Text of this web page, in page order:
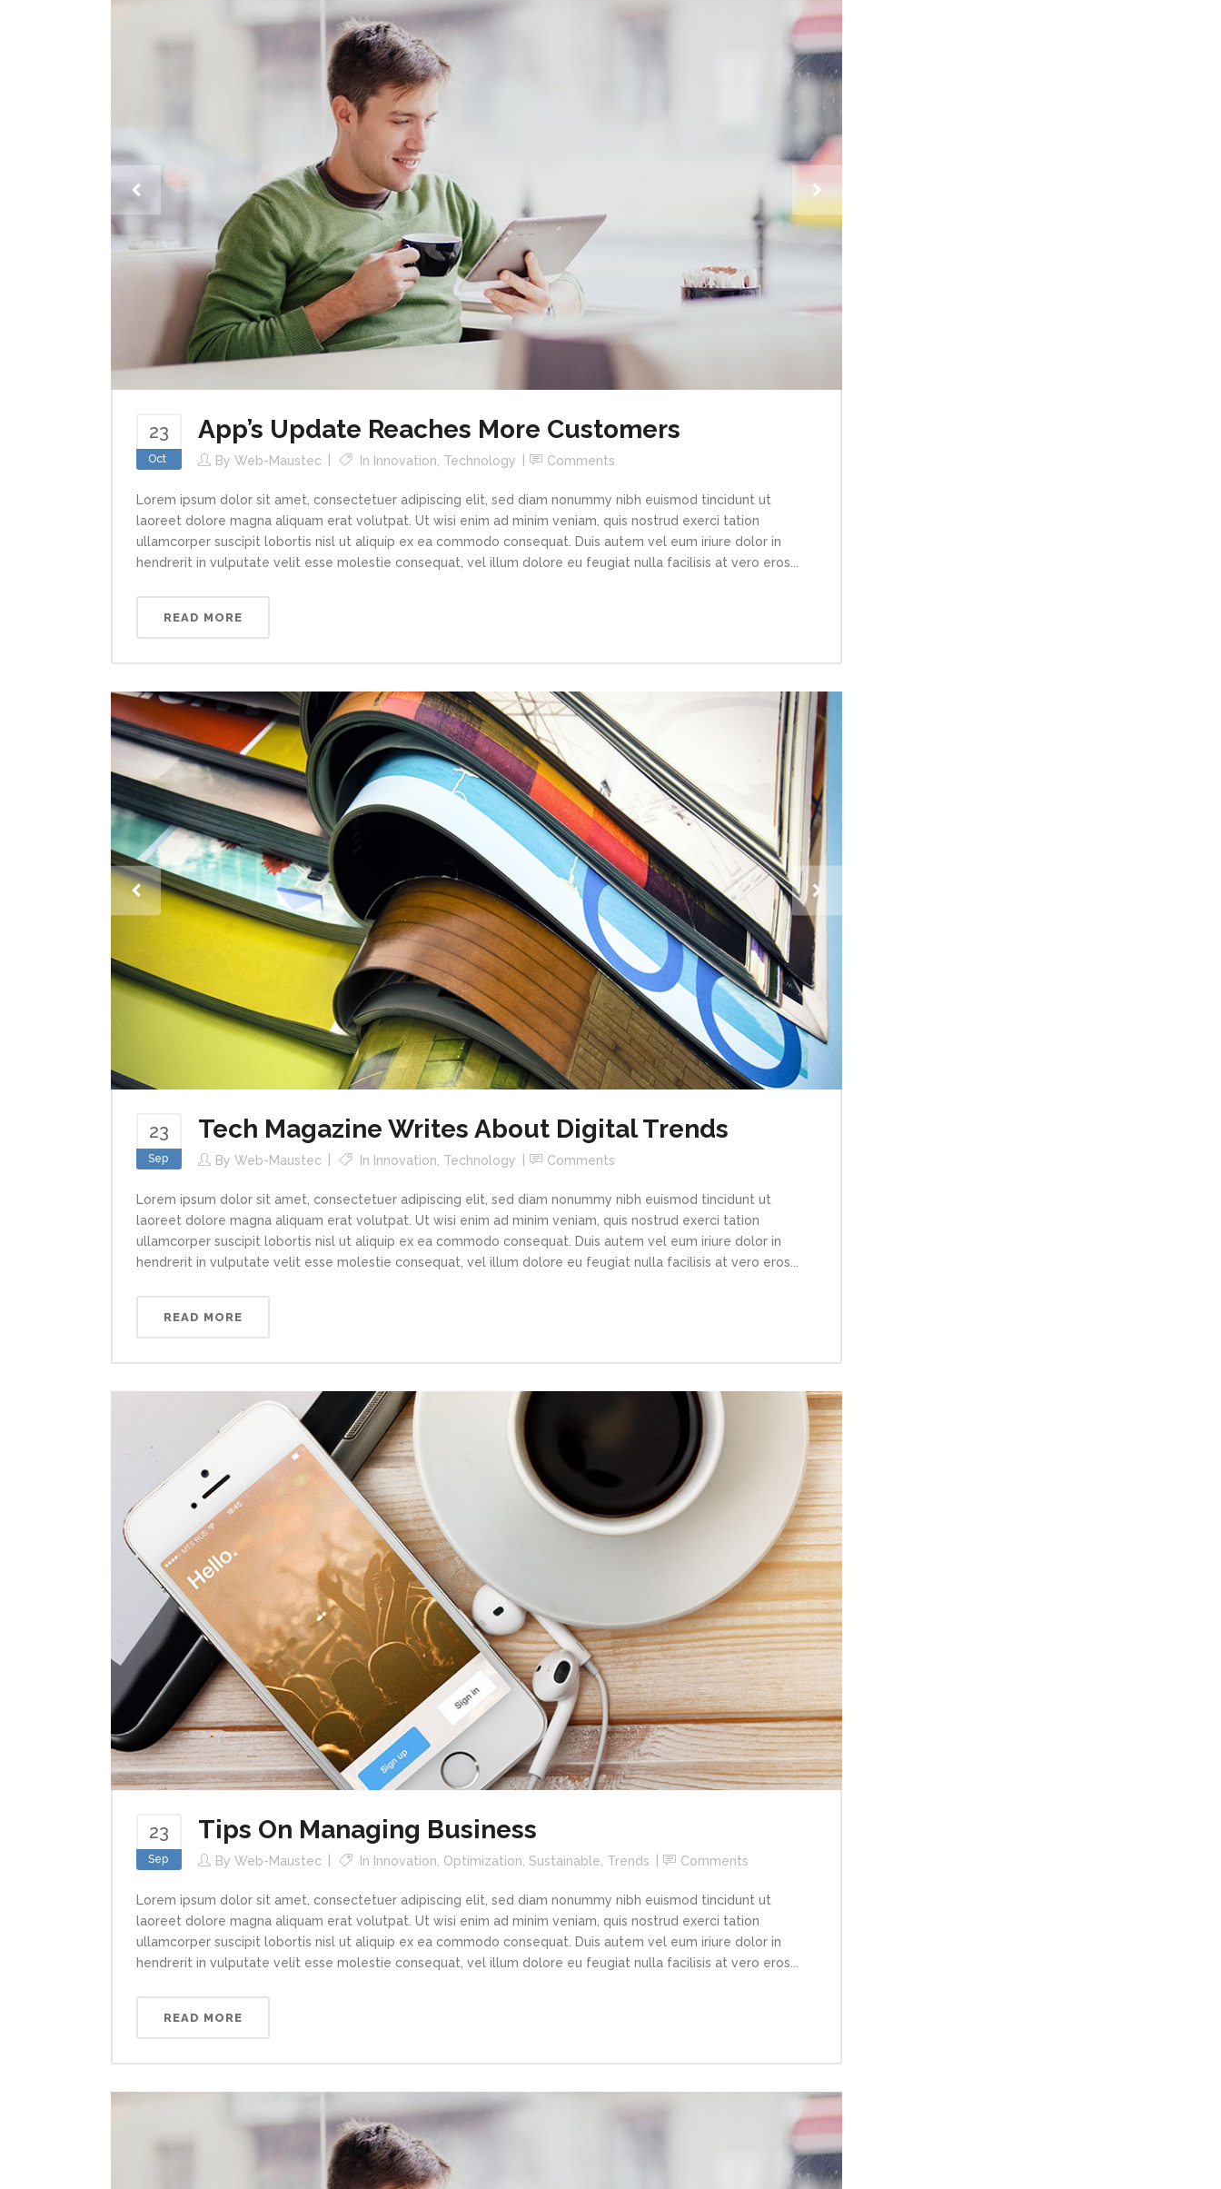
23
Oct
App’s Update Reaches More Customers
By Web-Maustec In Innovation Technology Comments
Lorem ipsum dolor sit amet, consectetuer adipiscing elit, sed diam nonummy nibh euismod tincidunt ut
laoreet dolore magna aliquam erat volutpat. Ut wisi enim ad minim veniam, quis nostrud exerci tation
ullamcorper suscipit lobortis nisl ut aliquip ex ea commodo consequat. Duis autem vel eum iriure dolor in
hendrerit in vulputate velit esse molestie consequat, vel illum dolore eu feugiat nulla facilisis at vero eros...
READ MORE
23
Sep
Tech Magazine Writes About Digital Trends
By Web-Maustec In Innovation, Technology Comments
Lorem ipsum dolor sit amet, consectetuer adipiscing elit, sed diam nonummy nibh euismod tincidunt ut
laoreet dolore magna aliquam erat volutpat. Ut wisi enim ad minim veniam, quis nostrud exerci tation
ullamcorper suscipit lobortis nisl ut aliquip ex ea commodo consequat. Duis autem vel eum iriure dolor in
hendrerit in vulputate velit esse molestie consequat, vel illum dolore eu feugiat nulla facilisis at vero eros...
READ MORE
23
Sep
Tips On Managing Business
By Web-Maustec In Innovation, Optimization, Sustainable, Trends Comments
Lorem ipsum dolor sit amet, consectetuer adipiscing elit, sed diam nonummy nibh euismod tincidunt ut
laoreet dolore magna aliquam erat volutpat. Ut wisi enim ad minim veniam, quis nostrud exerci tation
ullamcorper suscipit lobortis nisl ut aliquip ex ea commodo consequat. Duis autem vel eum iriure dolor in
hendrerit in vulputate velit esse molestie consequat, vel illum dolore eu feugiat nulla facilisis at vero eros...
READ MORE